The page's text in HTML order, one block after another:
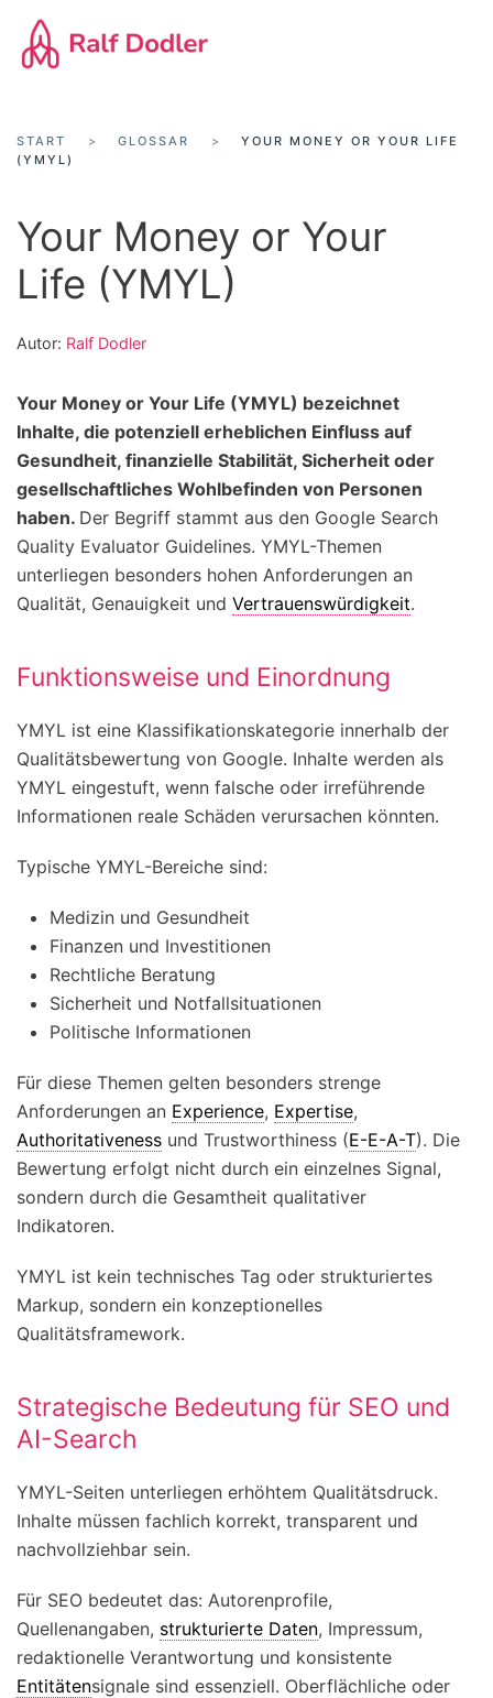
Zum
START GLOSSAR
YOUR MONEY OR YOUR LIFE
(YMYL)
Your Money or Your
Life (YMYL)
Autor: Ralf Dodler
Your Money or Your Life (YMYL) bezeichnet
Inhalte, die potenziell erheblichen Einfluss auf
Gesundheit, finanzielle Stabilität, Sicherheit oder
gesellschaftliches Wohlbefinden von Personen
haben. Der Begriff stammt aus den Google Search
Quality Evaluator Guidelines. YMYL-Themen
unterliegen besonders hohen Anforderungen an
Qualität, Genauigkeit und Vertrauenswürdigkeit.
Funktionsweise und Einordnung
YMYL ist eine Klassifikationskategorie innerhalb der
Qualitätsbewertung von Google. Inhalte werden als
YMYL eingestuft, wenn falsche oder irreführende
Informationen reale Schäden verursachen könnten.
Typische YMYL-Bereiche sind:
Medizin und Gesundheit
Finanzen und Investitionen
Rechtliche Beratung
Sicherheit und Notfallsituationen
Politische Informationen
Für diese Themen gelten besonders strenge
Anforderungen an Experience, Expertise,
Authoritativeness und Trustworthiness (E-E-A-T). Die
Bewertung erfolgt nicht durch ein einzelnes Signal,
sondern durch die Gesamtheit qualitativer
Indikatoren.
YMYL ist kein technisches Tag oder strukturiertes
Markup, sondern ein konzeptionelles
Qualitätsframework.
Strategische Bedeutung für SEO und
AI-Search
YMYL-Seiten unterliegen erhöhtem Qualitätsdruck.
Inhalte müssen fachlich korrekt, transparent und
nachvollziehbar sein.
Für SEO bedeutet das: Autorenprofile,
Quellenangaben, strukturierte Daten, Impressum,
redaktionelle Verantwortung und konsistente
Entitätensignale sind essenziell. Oberflächliche oder